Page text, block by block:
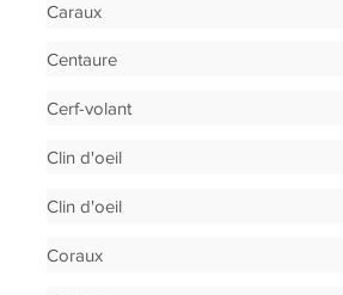
Caraux
Centaure
Cerf-volant
Clin d'oeil
Clin d'oeil
Coraux